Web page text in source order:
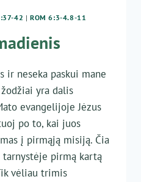
EILINIS
42 | ROM 6:3-4.8-11
ir neseka paskui mane
yra dalis
evangelijoje Jėzus
po to, kai juos
į pirmąją misiją. Čia
tarnystėje pirmą kartą
vėliau trimis